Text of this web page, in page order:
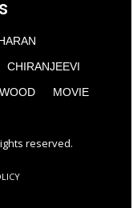
CHIRANJEEVI
MOVIE
reserved.